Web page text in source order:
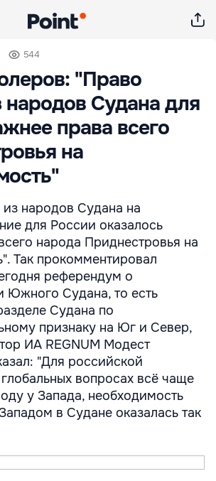
544
"Право
народов Судана для
права всего
на
народов Судана на
для России оказалось
народа Приднестровья на
Так прокомментировал
референдум о
Южного Судана, то есть
Судана по
признаку на Юг и Север,
ИА REGNUM Модест
"Для российской
вопросах всё чаще
у Запада, необходимость
в Судане оказалась так